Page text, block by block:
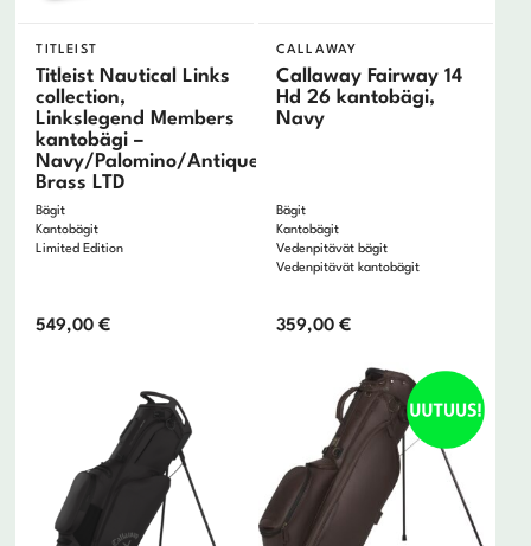
TITLEIST
Titleist Nautical Links
collection,
Linkslegend Members
kantobägi –
Navy/Palomino/Antique
Brass LTD
Bägit
Kantobägit
Limited Edition
549,00€
CALLAWAY
Callaway Fairway 14
Hd 26 kantobägi,
Navy
Bägit
Kantobägit
Vedenpitävät bägit
Vedenpitävät kantobägit
359,00 €